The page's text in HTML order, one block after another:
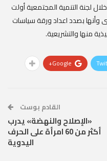
لجنة التنمية المجتمعية أولت
بصدد اعداد ورقة سياسات
منها والتشريعية.
Google+
القادم بوست
«الإصلاح والنهضة» يدرب
أكثر من 60 امرأة على الحرف
اليدوية